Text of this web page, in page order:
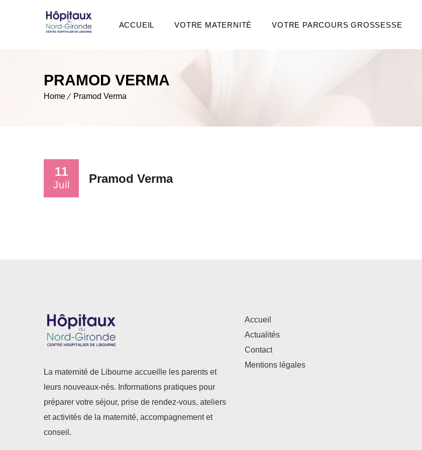
ACCUEIL VOTRE MATERNITÉ VOTRE PARCOURS GROSSESSE
PRAMOD VERMA
Home Pramod Verma
11
Juil Pramod Verma
La maternité de Libourne accueille les parents et
leurs nouveaux-nés. Informations pratiques pour
préparer votre séjour, prise de rendez-vous, ateliers
et activités de la maternité, accompagnement et
conseil.
Accueil
Actualités
Contact
Mentions légales